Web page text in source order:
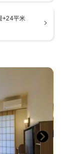
をされますと、
規定のご案内が
ラルチーズ・ア
コールの完全除
ール・カフェイ
+24平米